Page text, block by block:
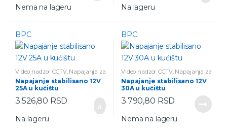
Nema na lageru Na lageru
BPC
Video nadzor CCTV, Napajanja za
kamere
Napajanje stabilisano 12V
25A u kućištu
3.526,80 RSD
Na lageru
BPC
Video nadzor CCTV, Napajanja za
kamere
Napajanje stabilisano 12V
30A u kućištu
3.790,80 RSD
Nema na lageru